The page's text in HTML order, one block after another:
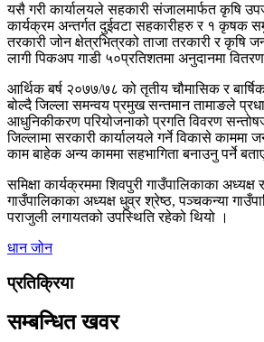
यसै गरी कार्यालयले सहकारी संजालमार्फत कृषि
कार्यक्रम अन्तर्गत दुईवटा सहकारीहरु र १ कृषक
तरकारी जोन क्षेत्रभित्रको ताजा तरकारी र कृषि
लागी पिकअप गाडी ५०प्रतिशतमा अनुदानमा
आर्थिक बर्ष २०७७/७८ को तृतीय चौमासिक र बार्षिक
बोल्दै जिल्ला समन्वय प्रमुख सन्तमान तामाङले
आधुनिकीकरण परियोजनाको प्रगति विवरण
जिल्लामा सरकारी कार्यालयले गर्ने विकासे काममा
काम बाहेक अन्य काममा सहभागिता बनाउनु पर्ने
समिक्षा कार्यक्रममा शिवपुरी गाउँपालिकाका
गाउँपालिकाका अध्यक्ष धुव्र श्रेष्ठ, पञ्चकन्या
पराजुली लगायतको उपस्थिति रहेको थियो ।
धान जोन
प्रतिक्रिया
सम्बन्धित खवर